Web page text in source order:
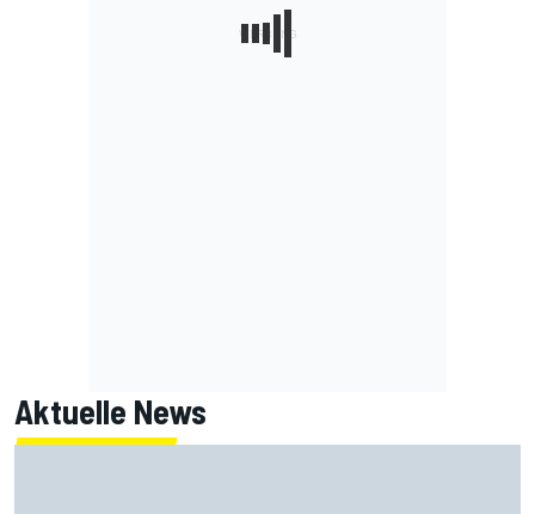
Aktuelle News